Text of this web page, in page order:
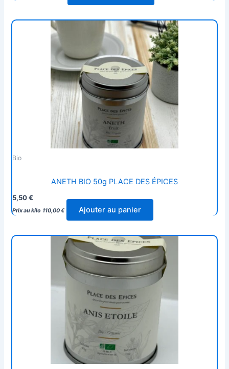
Bio
ANETH BIO 50g PLACE DES ÉPICES
5,50€
Prix au kilo 110,00€ Ajouter au panier